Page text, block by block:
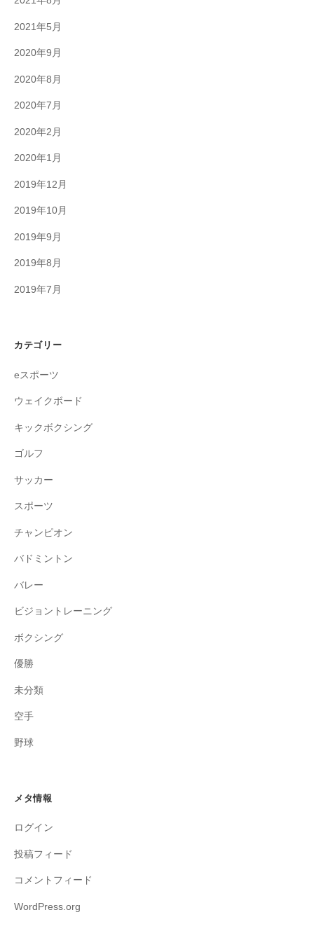
2021年5月
2020年9月
2020年8月
2020年7月
2020年2月
2020年1月
2019年12月
2019年10月
2019年9月
2019年8月
2019年7月
カテゴリー
eスポーツ
ウェイクボード
キックボクシング
ゴルフ
サッカー
スポーツ
チャンピオン
バドミントン
バレー
ビジョントレーニング
ボクシング
優勝
未分類
空手
野球
メタ情報
ログイン
投稿フィード
コメントフィード
WordPress.org